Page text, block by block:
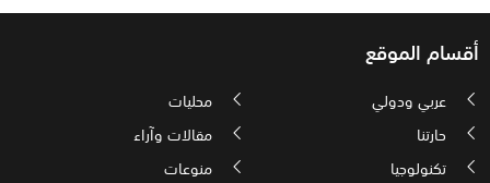
أقسام الموقع
عربي ودولي
محليات
حارتنا
مقالات وآراء
تكنولوجيا
منوعات